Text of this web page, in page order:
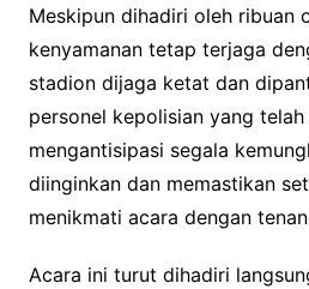
Meskipun dihadiri oleh ribuan
kenyamanan tetap terjaga
stadion dijaga ketat dan
personel kepolisian yang
mengantisipasi segala
diinginkan dan memastikan
menikmati acara dengan
Acara ini turut dihadiri